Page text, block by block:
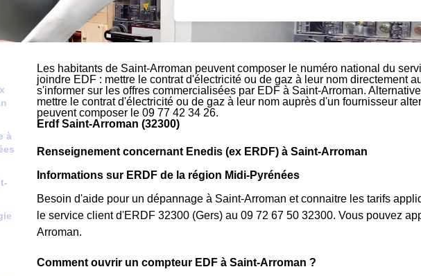
à
Les habitants de Saint-Arroman peuvent composer le numéro national du
joindre EDF : mettre le contrat d'électricité ou de gaz à leur nom directement
s'informer sur les offres commercialisées par EDF à Saint-Arroman.
mettre le contrat d'électricité ou de gaz à leur nom auprès d'un fournisseur
peuvent composer le 09 77 42 34 26.
Erdf Saint-Arroman (32300)
Renseignement concernant Enedis (ex ERDF) à Saint-Arroman
Informations sur ERDF de la région Midi-Pyrénées
Besoin d'aide pour un dépannage à Saint-Arroman et connaitre les tarifs
le service client d'ERDF 32300 (Gers) au 09 72 67 50 32300. Vous pouvez
Arroman.
Comment ouvrir un compteur EDF à Saint-Arroman ?